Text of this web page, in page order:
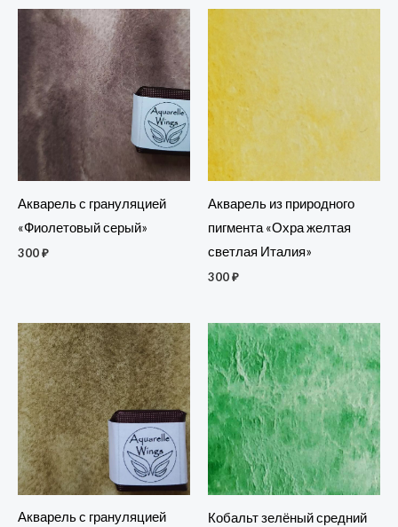
Акварель с грануляцией
«Фиолетовый серый»
300₽
Акварель из природного
пигмента «Охра желтая
светлая Италия»
300₽
Акварель с грануляцией
Кобальт зелёный средний